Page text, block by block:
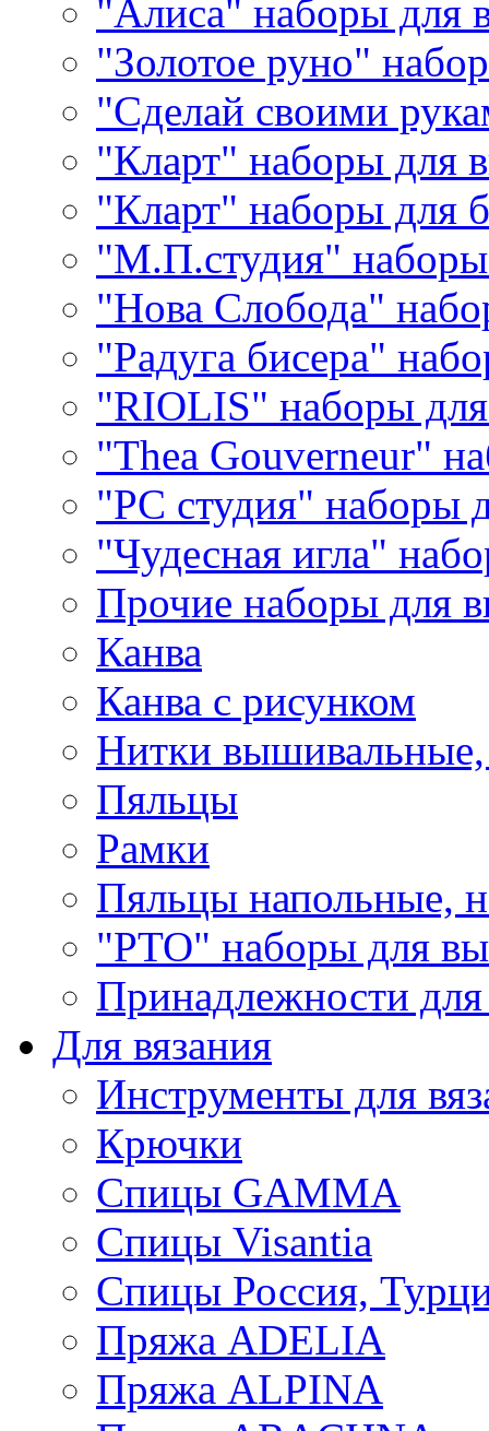
"Алиса" наборы для
"Золотое руно"
"Сделай своими
"Кларт" наборы для
"Кларт" наборы для
"М.П.студия"
"Нова Слобода"
"Радуга бисера"
"RIOLIS" наборы
"Thea Gouverneur"
"РС студия" наборы
"Чудесная игла"
Прочие наборы для
Канва
Канва с рисунком
Нитки
Пяльцы
Рамки
Пяльцы напольные,
"РТО" наборы для
Принадлежности
Для вязания
Инструменты для
Крючки
Спицы GAMMA
Спицы Visantia
Спицы Россия,
Пряжа ADELIA
Пряжа ALPINA